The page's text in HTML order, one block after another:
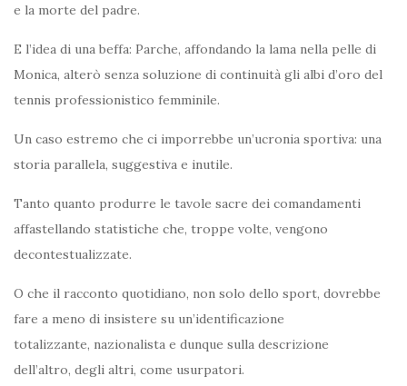
e la morte del padre.
E l’idea di una beffa: Parche, affondando la lama nella pelle di
Monica, alterò senza soluzione di continuità gli albi d’oro del
tennis professionistico femminile.
Un caso estremo che ci imporrebbe un’ucronia sportiva: una
storia parallela, suggestiva e inutile.
Tanto quanto produrre le tavole sacre dei comandamenti
affastellando statistiche che, troppe volte, vengono
decontestualizzate.
O che il racconto quotidiano, non solo dello sport, dovrebbe
fare a meno di insistere su un’identificazione
totalizzante, nazionalista e dunque sulla descrizione
dell’altro, degli altri, come usurpatori.